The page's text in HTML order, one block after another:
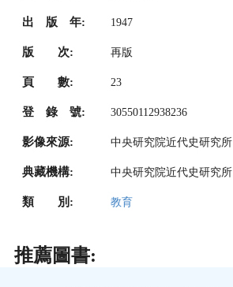
出 版 年: 1947
版 次: 再版
頁 數: 23
登 錄 號: 30550112938236
影像來源: 中央研究院近代史研究所
典藏機構: 中央研究院近代史研究所
類 別: 教育
推薦圖書: